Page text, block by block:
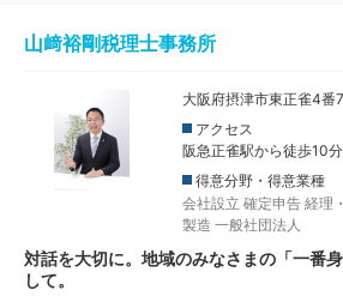
山﨑裕剛税理士事務所
大阪府摂津市東正雀4番
アクセス
阪急正雀駅から徒歩10分
得意分野・得意業種
会社設立 確定申告 経理
製造 一般社団法人
対話を大切に。地域のみなさまの「一番
して。